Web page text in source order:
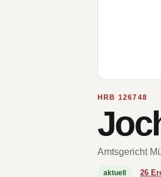
HRB 126748
Amtsgericht
aktuell 26